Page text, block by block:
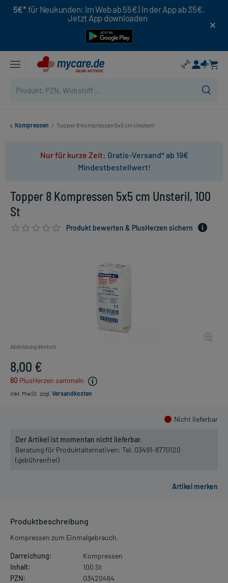
5€* für Neukunden: Im Web ab 55€ | In der App ab 35€.
Jetzt App downloaden
Kompressen / Topper 8 Kompressen 5x5 cm Unsteril
Nur für kurze Zeit: Gratis-Versand* ab 19€
Mindestbestellwert!
Topper 8 Kompressen 5x5 cm Unsteril, 100
St
Produkt bewerten & PlusHerzen sichern
Abbildung ähnlich
8,00 €
80 PlusHerzen sammeln
inkl. MwSt. zzgl. Versandkosten
Nicht lieferbar
Der Artikel ist momentan nicht lieferbar.
Beratung für Produktalternativen: Tel. 03491-8770120
(gebührenfrei)
Produktbeschreibung
Kompressen zum Einmalgebrauch.
Darreichung:
Kompressen
Inhalt:
100 St
PZN:
03420464